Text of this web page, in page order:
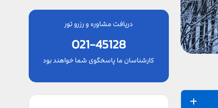
دریافت مشاوره و رزرو تور
021-45128
کارشناسان ما پاسخگوی شما خواهند بود